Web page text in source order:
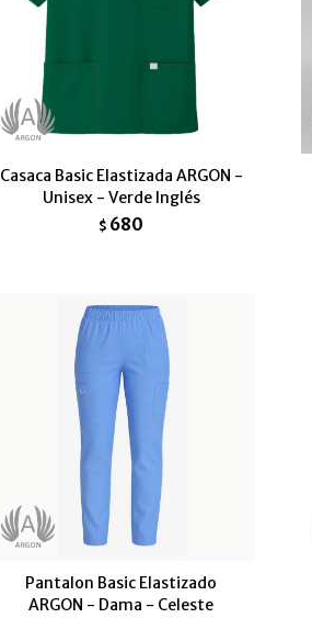
Casaca Basic Elastizada ARGON -
Unisex - Verde Inglés
$ 680
Pantalon Basic Elastizado
ARGON - Dama - Celeste